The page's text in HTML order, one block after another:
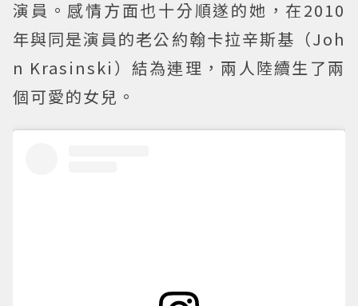
演員。感情方面也十分順遂的她，在2010
年與同是演員的老公約翰卡拉辛斯基（Joh
n Krasinski）結為連理，兩人陸續生了兩
個可愛的女兒。